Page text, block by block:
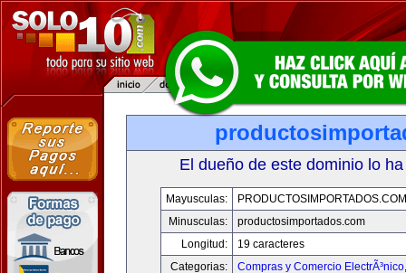
El dueño de este dominio lo
Mayusculas:
PRODUCTOSIMPORTADOS.COM
Minusculas:
productosimportados.com
Longitud:
19 caracteres
Categorias:
Compras y Comercio ElectrÃ³nico